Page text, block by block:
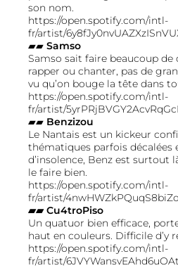
son nom.
https://open.spotify.com/intl-
fr/artist/
▰▰ Samso
Samso sait faire beaucoup de
rapper ou chanter, pas de
vu qu’on bouge la tête dans
https://open.spotify.com/intl-
fr/artist/
▰▰ Benzizou
Le Nantais est un kickeur
thématiques parfois
d’insolence, Benz est surtout
le faire bien.
https://open.spotify.com/intl-
fr/artist/
▰▰ Cu4troPiso
Un quatuor bien efficace,
haut en couleurs. Difficile d’y
https://open.spotify.com/intl-
fr/artist/